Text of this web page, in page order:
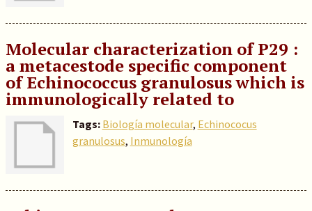
Molecular characterization of P29 :
a metacestode specific component
of Echinococcus granulosus which is
immunologically related to
Tags: Biología molecular, Echinococus
granulosus, Inmunología